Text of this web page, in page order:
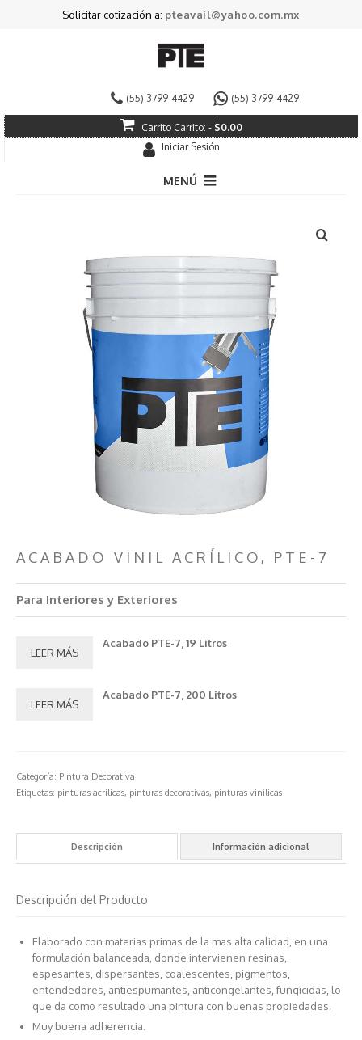
Solicitar cotización a: pteavail@yahoo.com.mx
(55) 3799-4429 (55) 3799-4429
Carrito Carrito: - $0.00
Iniciar Sesión
MENÚ
Especializados
Impermeabilizantes
ACABADO VINIL ACRÍLICO, PTE-7
Para Interiores y Exteriores
LEER MÁS
Acabado PTE-7, 19 Litros
LEER MÁS
Acabado PTE-7, 200 Litros
Categoría: Pintura Decorativa
Etiquetas: pinturas acrilicas, pinturas decorativas, pinturas vinilicas
Descripción Información adicional
Descripción del Producto
Elaborado con materias primas de la mas alta calidad, en una
formulación balanceada, donde intervienen resinas,
espesantes, dispersantes, coalescentes, pigmentos,
entendedores, antiespumantes, anticongelantes, fungicidas, lo
que da como resultado una pintura con buenas propiedades.
Muy buena adherencia.